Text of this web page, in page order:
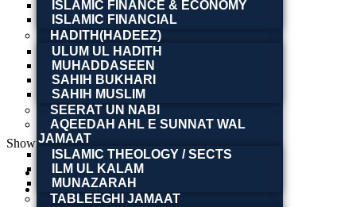
ISLAMIC FINANCE & ECONOMY
ISLAMIC FINANCIAL
HADITH(HADEEZ)
ULUM UL HADITH
MUHADDASEEN
SAHIH BUKHARI
SAHIH MUSLIM
SEERAT UN NABI
AQEEDAH AHL E SUNNAT WAL
JAMAAT
ISLAMIC THEOLOGY / SECTS
ILM UL KALAM
MUNAZARAH
TABLEEGHI JAMAAT
Showing all 13 results